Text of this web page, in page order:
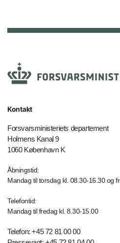
Kontakt
Forsvarsministeriets departement
Holmens Kanal 9
1060 København K
Åbningstid:
Mandag til torsdag kl. 08.30-16.30 og
Telefontid:
Mandag til fredag kl. 8.30-15.00
Telefon: +45 72 81 00 00